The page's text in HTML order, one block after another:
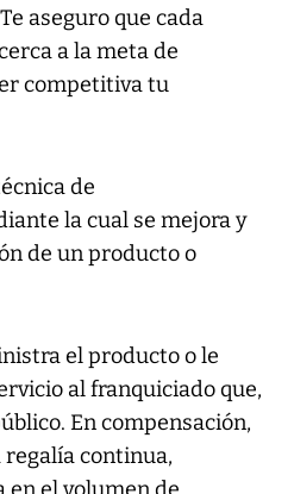
aseguro que cada
a la meta de
competitiva tu
de
la cual se mejora y
de un producto o
el producto o le
al franquiciado que,
En compensación,
regalía continua,